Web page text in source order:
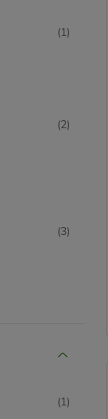
(1)
(2)
(3)
(4)
(1)